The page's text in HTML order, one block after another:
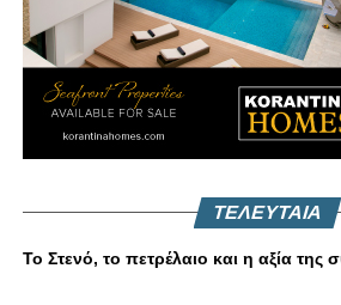
ΤΕΛΕΥΤΑΙΑ
Το Στενό, το πετρέλαιο και η αξία της